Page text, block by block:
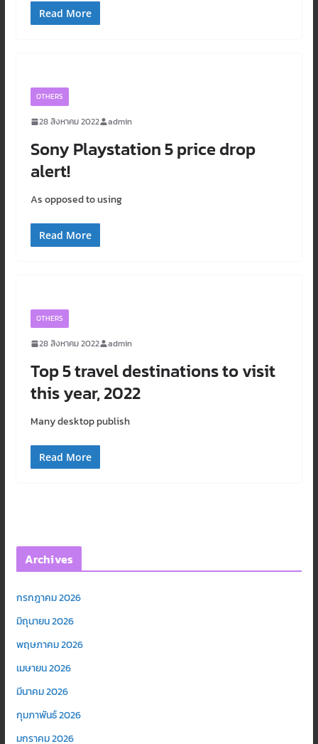
Read More
OTHERS
28 สิงหาคม 2022 admin
Sony Playstation 5 price drop
alert!
As opposed to using
Read More
OTHERS
28 สิงหาคม 2022 admin
Top 5 travel destinations to visit
this year, 2022
Many desktop publish
Read More
Archives
กรกฎาคม 2026
มิถุนายน 2026
พฤษภาคม 2026
เมษายน 2026
มีนาคม 2026
กุมภาพันธ์ 2026
มกราคม 2026